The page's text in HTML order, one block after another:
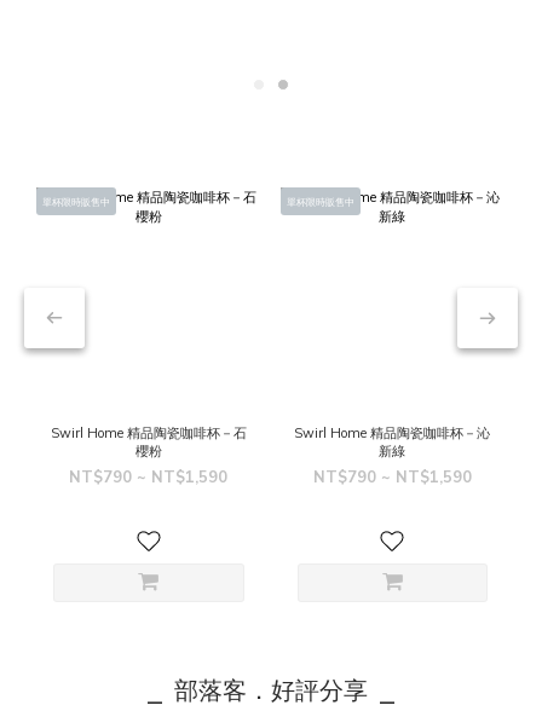
單杯限時販售中
Swirl Home 精品陶瓷咖啡杯－石
櫻粉
NT$790 ~ NT$1,590
單杯限時販售中
Swirl Home 精品陶瓷咖啡杯－沁
新綠
NT$790 ~ NT$1,590
⎯ 部落客．好評分享 ⎯